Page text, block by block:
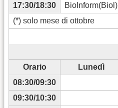
17:30/18:30
BioInform(Biol)
(*) solo mese di ottobre
Orario
Lunedì
08:30/09:30
09:30/10:30